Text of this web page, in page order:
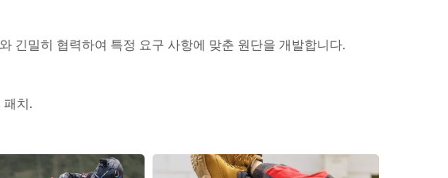
긴밀히 협력하여 특정 요구 사항에 맞춘 원단을 개발합니다.
패치.